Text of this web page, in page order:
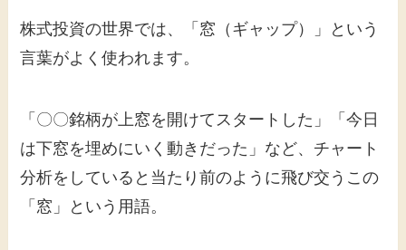
株式投資の世界では、「窓（ギャップ）」という
言葉がよく使われます。
「〇〇銘柄が上窓を開けてスタートした」「今日
は下窓を埋めにいく動きだった」など、チャート
分析をしていると当たり前のように飛び交うこの
「窓」という用語。